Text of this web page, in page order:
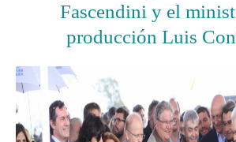
Fascendini y el
producción Luis